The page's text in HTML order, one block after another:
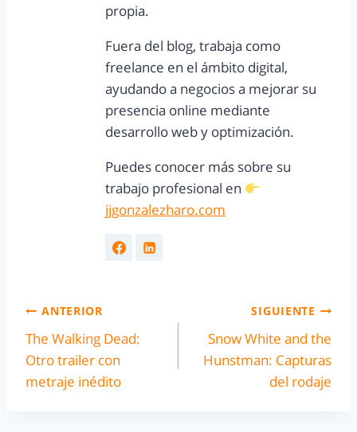
propia.
Fuera del blog, trabaja como
freelance en el ámbito digital,
ayudando a negocios a mejorar su
presencia online mediante
desarrollo web y optimización.
Puedes conocer más sobre su
trabajo profesional en
jjgonzalezharo.com
ANTERIOR
The Walking Dead:
Otro trailer con
metraje inédito
SIGUIENTE
Snow White and the
Hunstman: Capturas
del rodaje